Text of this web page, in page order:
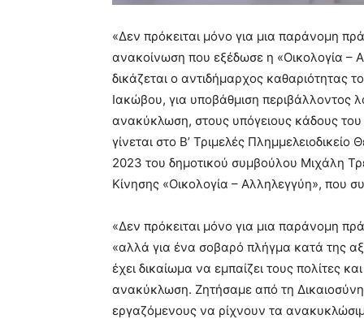
«Δεν πρόκειται μόνο για μια παράνομη
ανακοίνωση που εξέδωσε η «Οικολογία –
δικάζεται ο αντιδήμαρχος καθαριότητας
Ιακώβου, για υποβάθμιση περιβάλλοντος
ανακύκλωση, στους υπόγειους κάδους
γίνεται στο Β’ Τριμελές
2023 του δημοτικού συμβούλου Μιχάλη
Κίνησης «Οικολογία – Αλληλεγγύη», που
«Δεν πρόκειται μόνο για μια παράνομη
«αλλά για ένα σοβαρό πλήγμα κατά της
έχει δικαίωμα να εμπαίζει τους πολίτες
ανακύκλωση. Ζητήσαμε από τη
εργαζόμενους να ρίχνουν τα